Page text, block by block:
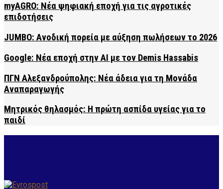
myAGRO: Νέα ψηφιακή εποχή για τις αγροτικές
επιδοτήσεις
JUMBO: Ανοδική πορεία με αύξηση πωλήσεων το 2026
Google: Νέα εποχή στην AI με τον Demis Hassabis
ΠΓΝ Αλεξανδρούπολης: Νέα άδεια για τη Μονάδα
Αναπαραγωγής
Μητρικός θηλασμός: Η πρώτη ασπίδα υγείας για το
παιδί